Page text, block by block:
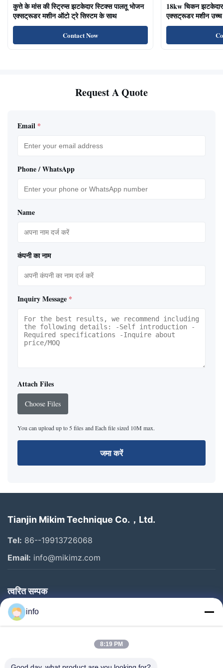
कुत्ते के मांस की स्ट्रिप्स झटकेदार स्टिक्स पालतू भोजन
एक्सट्रूडर मशीन ऑटो ट्रे सिस्टम के साथ
Contact Now
18kw चिकन झटकेदार
एक्सट्रूडर मशीन उच्च
का भोजन बिल्ली के
Request A Quote
Email *
Phone / WhatsApp
Name
कंपनी का नाम
Inquiry Message *
Attach Files
Choose Files
You can upload up to 5 files and Each file sized 10M max.
जमा करें
Tianjin Mikim Technique Co.，Ltd.
Tel: 86--19913726068
Email: info@mikimz.com
त्वरित सम्पक
घर
उत्पादों
हमारे बारे में
info
8:19 PM